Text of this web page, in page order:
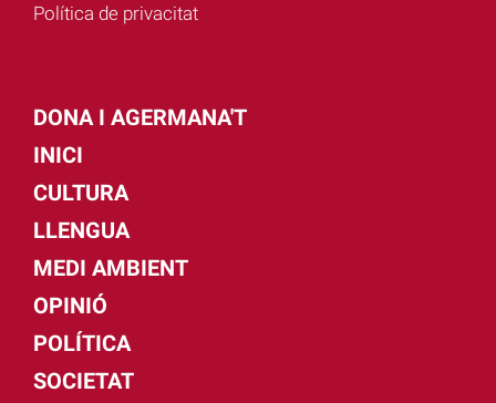
Política de privacitat
DONA I AGERMANA'T
INICI
CULTURA
LLENGUA
MEDI AMBIENT
OPINIÓ
POLÍTICA
SOCIETAT